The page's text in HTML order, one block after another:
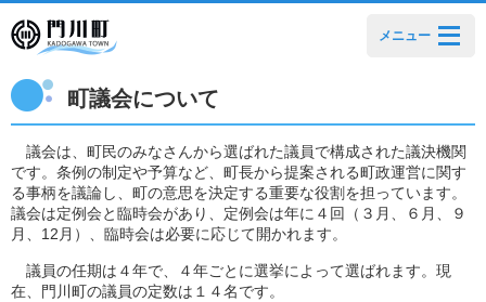
メニュー
町議会について
議会は、町民のみなさんから選ばれた議員で構成された議決機関
です。条例の制定や予算など、町長から提案される町政運営に関す
る事柄を議論し、町の意思を決定する重要な役割を担っています。
議会は定例会と臨時会があり、定例会は年に４回（３月、６月、９
月、12月）、臨時会は必要に応じて開かれます。
議員の任期は４年で、４年ごとに選挙によって選ばれます。現
在、門川町の議員の定数は１４名です。